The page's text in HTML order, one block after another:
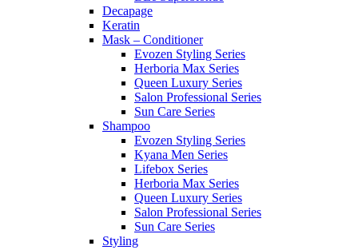
Decapage
Keratin
Mask – Conditioner
Evozen Styling Series
Herboria Max Series
Queen Luxury Series
Salon Professional Series
Sun Care Series
Shampoo
Evozen Styling Series
Kyana Men Series
Lifebox Series
Herboria Max Series
Queen Luxury Series
Salon Professional Series
Sun Care Series
Styling